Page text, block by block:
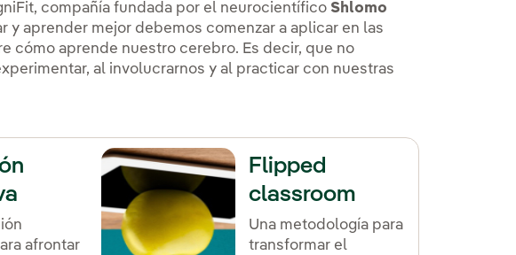
compañía fundada por el neurocientífico Shlomo
y aprender mejor debemos comenzar a aplicar en las
cómo aprende nuestro cerebro. Es decir, que no
al involucrarnos y al practicar con nuestras
afrontar
Flipped
classroom
Una metodología para
transformar el